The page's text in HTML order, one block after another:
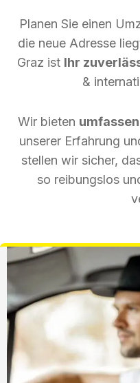
Planen Sie einen
die neue Adresse
Graz ist Ihr
&
Wir bieten
unserer Erfahrung
stellen wir sicher,
so reibungslos